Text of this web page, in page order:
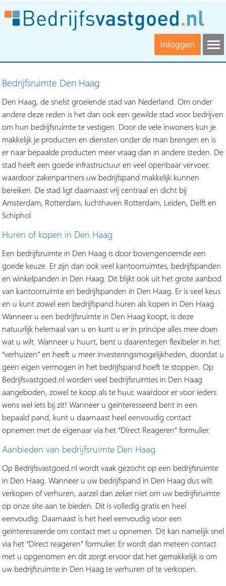
Inloggen
Bedrijfsruimte Den Haag
Den Haag, de snelst groeiende stad van Nederland. Om onder
andere deze reden is het dan ook een gewilde stad voor bedrijven
om hun bedrijfsruimte te vestigen. Door de vele inwoners kun je
makkelijk je producten en diensten onder de man brengen en is
er naar bepaalde producten meer vraag dan in andere steden. De
stad heeft een goede infrastructuur en veel openbaar vervoer,
waardoor zakenpartners uw bedrijfspand makkelijk kunnen
bereiken. De stad ligt daarnaast vrij centraal en dicht bij
Amsterdam, Rotterdam, luchthaven Rotterdam, Leiden, Delft en
Schiphol.
Huren of kopen in Den Haag
Een bedrijfsruimte in Den Haag is door bovengenoemde een
goede keuze. Er zijn dan ook veel kantoorruimtes, bedrijfspanden
en winkelpanden in Den Haag. Dit blijkt ook uit het grote aanbod
van kantoorruimte en bedrijfspanden in Den Haag. Er is veel keus
en u kunt zowel een bedrijfspand huren als kopen in Den Haag.
Wanneer u een bedrijfsruimte in Den Haag koopt, is deze
natuurlijk helemaal van u en kunt u er in principe alles mee doen
wat u wilt. Wanneer u huurt, bent u daarentegen flexibeler in het
“verhuizen” en heeft u meer investeringsmogelijkheden, doordat u
geen eigen vermogen in het bedrijfspand hoeft te stoppen. Op
Bedrijfsvastgoed.nl worden veel bedrijfsruimtes in Den Haag
aangeboden, zowel te koop als te huur, waardoor er voor ieders
wens wel iets bij zit! Wanneer u geïnteresseerd bent in een
bepaald pand, kunt u daarnaast heel eenvoudig contact
opnemen met de eigenaar via het “Direct Reageren” formulier.
Aanbieden van bedrijfsruimte Den Haag
Op Bedrijfsvastgoed.nl wordt vaak gezocht op een bedrijfsruimte
in Den Haag. Wanneer u uw bedrijfspand in Den Haag dus wilt
verkopen of verhuren, aarzel dan zeker niet om uw bedrijfsruimte
op onze site aan te bieden. Dit is volledig gratis en heel
eenvoudig. Daarnaast is het heel eenvoudig voor een
geïnteresseerde om contact met u opnemen. Dit kan namelijk snel
via het “Direct reageren” formulier. Er wordt dan meteen contact
met u opgenomen en dit zorgt ervoor dat het gemakkelijk is om
uw bedrijfsruimte in Den Haag te verhuren of te verkopen.